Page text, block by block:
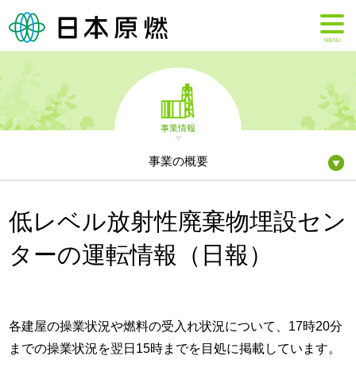
MENU
事業情報
事業の概要
低レベル放射性廃棄物埋設セン
ターの運転情報（日報）
各建屋の操業状況や燃料の受入れ状況について、17時20分
までの操業状況を翌日15時までを目処に掲載しています。